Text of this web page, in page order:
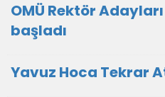
OMÜ Rektör
başladı
Yavuz Hoca Tekrar